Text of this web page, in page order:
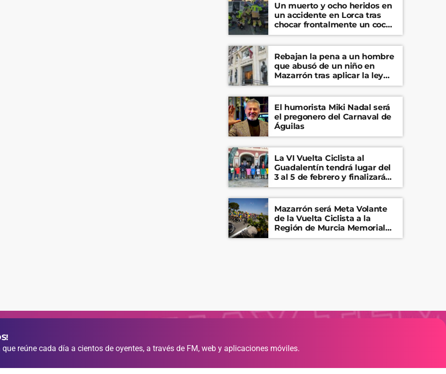
Un muerto y ocho heridos en
un accidente en Lorca tras
chocar frontalmente un coche
y una furgoneta
Rebajan la pena a un hombre
que abusó de un niño en
Mazarrón tras aplicar la ley
del ‘solo sí es sí’
El humorista Miki Nadal será
el pregonero del Carnaval de
Águilas
La VI Vuelta Ciclista al
Guadalentín tendrá lugar del
3 al 5 de febrero y finalizará
en el Castillo de Lorca
Mazarrón será Meta Volante
de la Vuelta Ciclista a la
Región de Murcia Memorial
Mariano Rojas
reúne cada día a cientos de oyentes, a través de FM, web y aplicaciones móviles.